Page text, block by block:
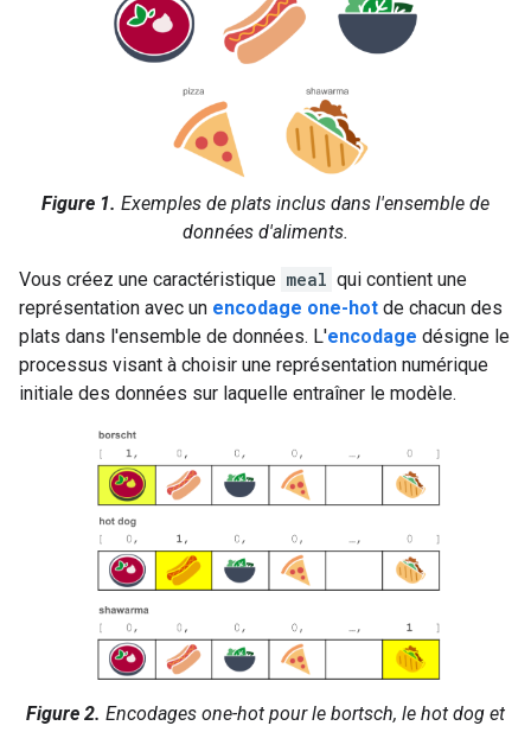
Figure 1. Exemples de plats inclus dans l'ensemble de
données d'aliments.
Vous créez une caractéristique meal qui contient une
représentation avec un encodage one-hot de chacun des
plats dans l'ensemble de données. L'encodage désigne le
processus visant à choisir une représentation numérique
initiale des données sur laquelle entraîner le modèle.
Figure 2. Encodages one-hot pour le bortsch, le hot dog et